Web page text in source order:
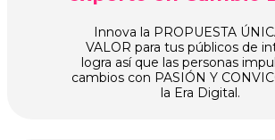
Innova la PROPUESTA
VALOR para tus públicos de
logra así que las personas
cambios con PASIÓN Y
la Era Digital.